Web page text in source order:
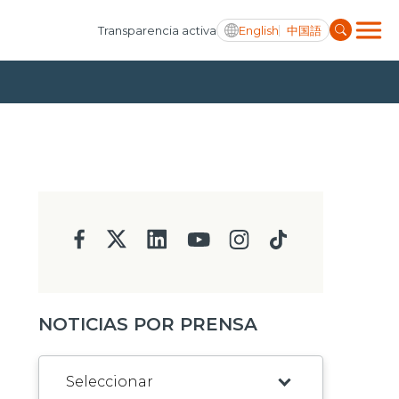
Transparencia activa English 中国語
NOTICIAS POR PRENSA